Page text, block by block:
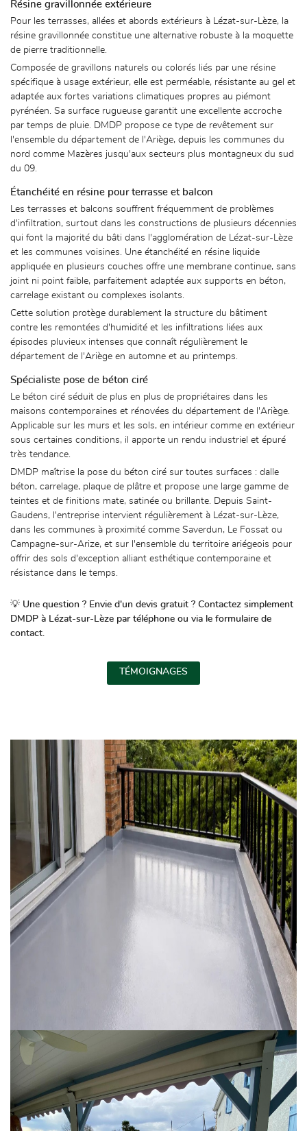
Résine gravillonnée extérieure
Pour les terrasses, allées et abords extérieurs à Lézat-sur-Lèze, la
résine gravillonnée constitue une alternative robuste à la moquette
de pierre traditionnelle.
Composée de gravillons naturels ou colorés liés par une résine
spécifique à usage extérieur, elle est perméable, résistante au gel et
adaptée aux fortes variations climatiques propres au piémont
pyrénéen. Sa surface rugueuse garantit une excellente accroche
par temps de pluie. DMDP propose ce type de revêtement sur
l'ensemble du département de l'Ariège, depuis les communes du
nord comme Mazères jusqu'aux secteurs plus montagneux du sud
du 09.
Étanchéité en résine pour terrasse et balcon
Les terrasses et balcons souffrent fréquemment de problèmes
d'infiltration, surtout dans les constructions de plusieurs décennies
qui font la majorité du bâti dans l'agglomération de Lézat-sur-Lèze
et les communes voisines. Une étanchéité en résine liquide
appliquée en plusieurs couches offre une membrane continue, sans
joint ni point faible, parfaitement adaptée aux supports en béton,
carrelage existant ou complexes isolants.
Cette solution protège durablement la structure du bâtiment
contre les remontées d'humidité et les infiltrations liées aux
épisodes pluvieux intenses que connaît régulièrement le
département de l'Ariège en automne et au printemps.
Spécialiste pose de béton ciré
Le béton ciré séduit de plus en plus de propriétaires dans les
maisons contemporaines et rénovées du département de l'Ariège.
Applicable sur les murs et les sols, en intérieur comme en extérieur
sous certaines conditions, il apporte un rendu industriel et épuré
très tendance.
DMDP maîtrise la pose du béton ciré sur toutes surfaces : dalle
béton, carrelage, plaque de plâtre et propose une large gamme de
teintes et de finitions mate, satinée ou brillante. Depuis Saint-
Gaudens, l'entreprise intervient régulièrement à Lézat-sur-Lèze,
dans les communes à proximité comme Saverdun, Le Fossat ou
Campagne-sur-Arize, et sur l'ensemble du territoire ariégeois pour
offrir des sols d'exception alliant esthétique contemporaine et
résistance dans le temps.
💡 Une question ? Envie d'un devis gratuit ? Contactez simplement
DMDP à Lézat-sur-Lèze par téléphone ou via le formulaire de
contact.
TÉMOIGNAGES